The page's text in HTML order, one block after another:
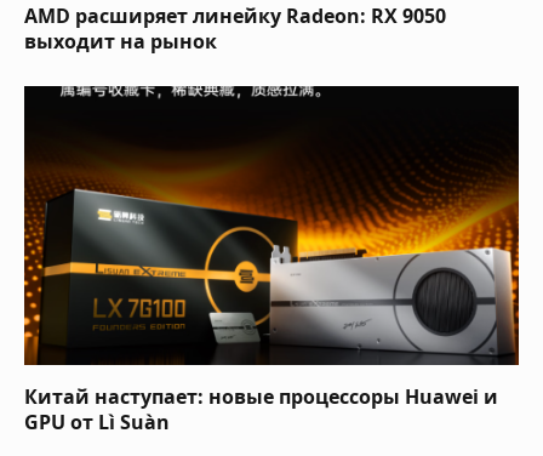
AMD расширяет линейку Radeon: RX 9050
выходит на рынок
Китай наступает: новые процессоры Huawei и
GPU от Lì Suàn